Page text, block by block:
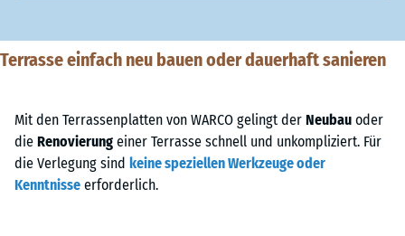
Terrasse einfach neu bauen oder dauerhaft sanieren
Mit den Terrassenplatten von WARCO gelingt der Neubau oder
die Renovierung einer Terrasse schnell und unkompliziert. Für
die Verlegung sind keine speziellen Werkzeuge oder
Kenntnisse erforderlich.